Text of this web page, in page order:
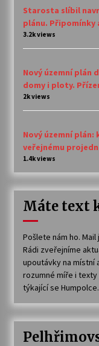
Starosta slíbil
plánu.
3.2k views
Nový územní plán
domy i ploty.
2k views
Nový územní
veřejnému
1.4k views
Máte text
Pošlete nám ho. Mail
Rádi zveřejníme
upoutávky na místní
rozumné míře i
týkající se Humpolce.